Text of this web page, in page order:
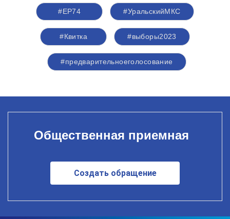
#ЕР74 #УральскийМКС
#Квитка #выборы2023
#предварительноеголосование
Общественная приемная
Создать обращение